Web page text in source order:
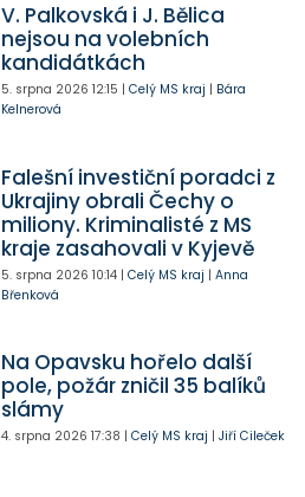
V. Palkovská i J. Bělica
nejsou na volebních
kandidátkách
5. srpna 2026 12:15 | Celý MS kraj | Bára
Kelnerová
Falešní investiční poradci z
Ukrajiny obrali Čechy o
miliony. Kriminalisté z MS
kraje zasahovali v Kyjevě
5. srpna 2026 10:14| Celý MS kraj | Anna
Břenková
Na Opavsku hořelo další
pole, požár zničil 35 balíků
slámy
4. srpna 2026 17:38 | Celý MS kraj | Jiří Cileček